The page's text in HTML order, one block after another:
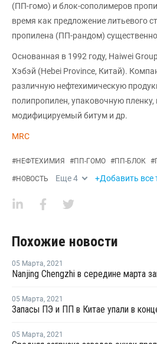
(ПП-гомо) и блок-сополимеров
время как предложение литьевого
пропилена (ПП-рандом)
Основанная в 1992 году, Haiwei
Хэбэй (Hebei Province, Китай).
различную нефтехимическую
полипропилен, упаковочную
модифицируемый битум и др.
MRC
#НЕФТЕХИМИЯ #ПП-ГОМО #ПП-БЛОК #
#НОВОСТЬ Еще4 +Добавить все
Похожие новости
05 Марта, 2021
05 Марта, 2021
Запасы ПЭ и ПП в Китае упали в
05 Марта, 2021